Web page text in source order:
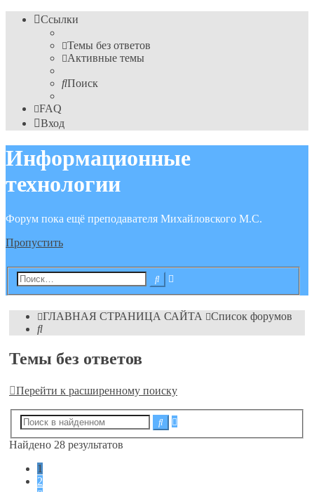
Ссылки
Темы без ответов
Активные темы
Поиск
FAQ
Вход
Информационные
технологии
Форум пока ещё преподавателя Михайловского М.С.
Пропустить
Поиск
ГЛАВНАЯ СТРАНИЦА САЙТА
Список форумов
Поиск
Темы без ответов
Перейти к расширенному поиску
Поиск
Найдено 28 результатов
1
2